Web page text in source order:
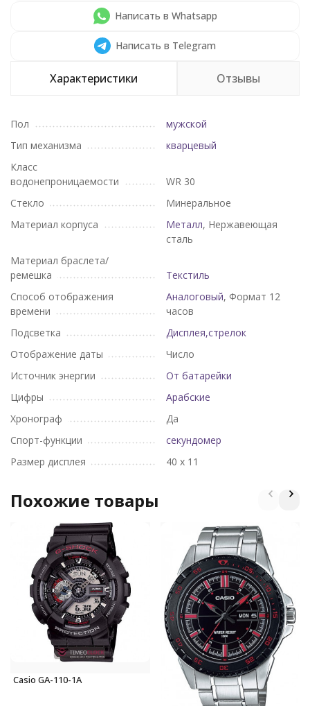
Написать в Whatsapp
Написать в Telegram
Характеристики Отзывы
Пол
мужской
Тип механизма
кварцевый
Класс
водонепроницаемости
WR 30
Стекло
Минеральное
Материал корпуса
Металл, Нержавеющая
сталь
Материал браслета/
ремешка
Текстиль
Способ отображения
времени
Аналоговый, Формат 12
часов
Подсветка
Дисплея,стрелок
Отображение даты
Число
Источник энергии
От батарейки
Цифры
Арабские
Хронограф
Да
Спорт-функции
секундомер
Размер дисплея
40 х 11
Похожие товары
Casio GA-110-1A